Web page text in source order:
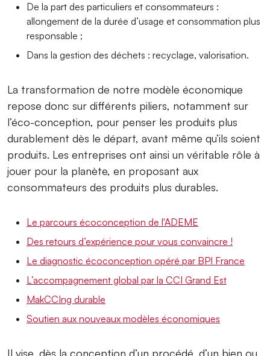
De la part des particuliers et consommateurs :
allongement de la durée d’usage et consommation plus
responsable ;
Dans la gestion des déchets : recyclage, valorisation.
La transformation de notre modèle économique
repose donc sur différents piliers, notamment sur
l’éco-conception, pour penser les produits plus
durablement dès le départ, avant même qu’ils soient
produits. Les entreprises ont ainsi un véritable rôle à
jouer pour la planète, en proposant aux
consommateurs des produits plus durables.
Le parcours écoconception de l'ADEME
Des retours d’expérience pour vous convaincre !
Le diagnostic écoconception opéré par BPI France
L’accompagnement global par la CCI Grand Est
MakCCIng durable
Soutien aux nouveaux modèles économiques
Il vise, dès la conception d’un procédé, d’un bien ou